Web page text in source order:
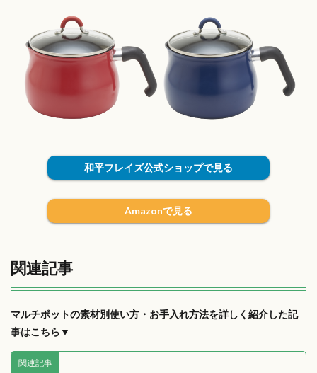
和平フレイズ公式ショップで見る
Amazonで見る
関連記事
マルチポットの素材別使い方・お手入れ方法を詳しく紹介した記
事はこちら▼
関連記事